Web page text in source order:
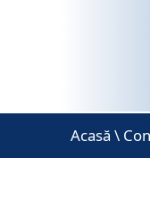
Acasă \